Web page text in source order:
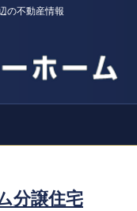
の不動産情報
分譲住宅